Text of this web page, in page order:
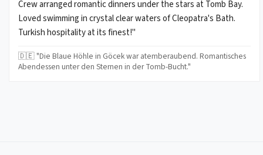
Crew arranged romantic dinners under the stars at Tomb Bay.
Loved swimming in crystal clear waters of Cleopatra's Bath.
Turkish hospitality at its finest!"
🇩🇪 "Die Blaue Höhle in Göcek war atemberaubend. Romantisches
Abendessen unter den Sternen in der Tomb-Bucht."